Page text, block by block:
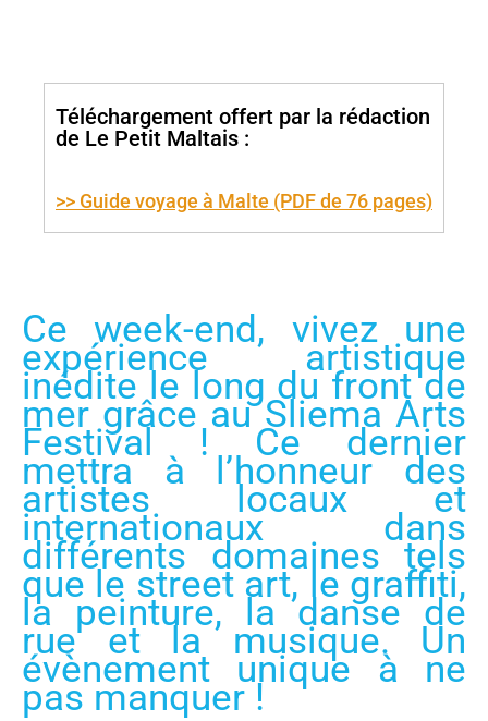
Téléchargement offert par la rédaction
de Le Petit Maltais :
>> Guide voyage à Malte (PDF de 76 pages)
Ce week-end, vivez une
expérience artistique
inédite le long du front de
mer grâce au Sliema Arts
Festival ! Ce dernier
mettra à l’honneur des
artistes locaux et
internationaux dans
différents domaines tels
que le street art, le graffiti,
la peinture, la danse de
rue et la musique. Un
évènement unique à ne
pas manquer !